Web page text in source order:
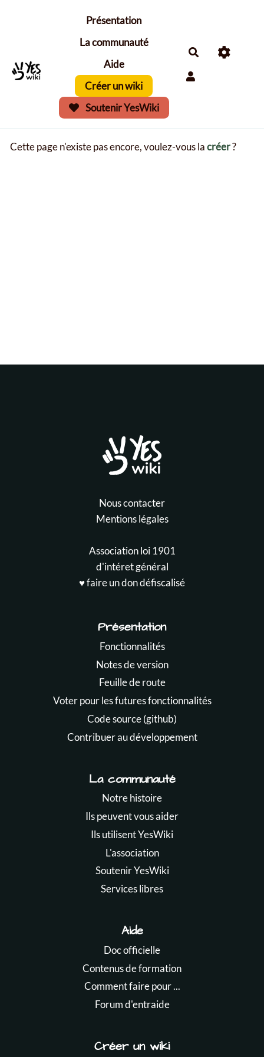
Aller au contenu principal
Présentation
La communauté
Aide
Créer un wiki
Soutenir YesWiki
Cette page n'existe pas encore, voulez-vous lacréer?
Nous contacter
Mentions légales
Association loi 1901
d'intéret général
♥️ faire un don défiscalisé
Présentation
Fonctionnalités
Notes de version
Feuille de route
Voter pour les futures fonctionnalités
Code source (github)
Contribuer au développement
La communauté
Notre histoire
Ils peuvent vous aider
Ils utilisent YesWiki
L'association
Soutenir YesWiki
Services libres
Aide
Doc officielle
Contenus de formation
Comment faire pour ...
Forum d'entraide
Créer un wiki